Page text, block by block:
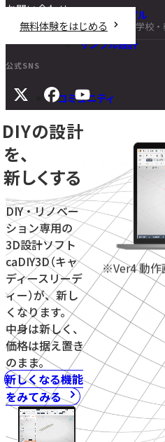
チュートリアル
DIY講座
サンプル設計
コミュニティ
サポート
よくある質問
マニュアル
旧バージョンダウン
ニュース
お問い合わせ
学校・教育機関向け 無
お問い合わせ
無料体験をはじめる
学校
公式SNS
DIYの設計
を、
新しくする
DIY・リノベー
ション専用の
3D設計ソフト
caDIY3D（キャ
ディースリーデ
ィー）が、新し
くなります。
中身は新しく、
価格は据え置き
のまま。
新しくなる機能
をみてみる
※Ver4 動作